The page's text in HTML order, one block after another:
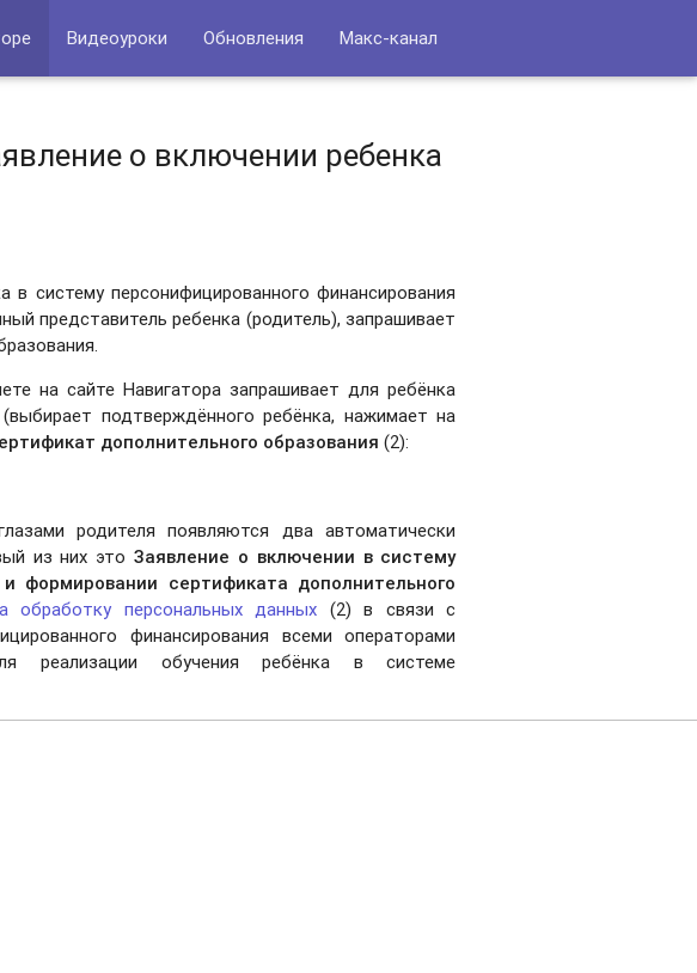
Видеоуроки Обновления Макс-канал
о включении ребенка
систему персонифицированного финансирования
представитель ребенка (родитель), запрашивает
на сайте Навигатора запрашивает для ребёнка
подтверждённого ребёнка, нажимает на
дополнительного образования (2):
родителя появляются два автоматически
из них этоЗаявление о включении в систему
формировании сертификата дополнительного
обработку персональных данных (2) в связи с
финансирования всеми операторами
реализации обучения ребёнка в системе